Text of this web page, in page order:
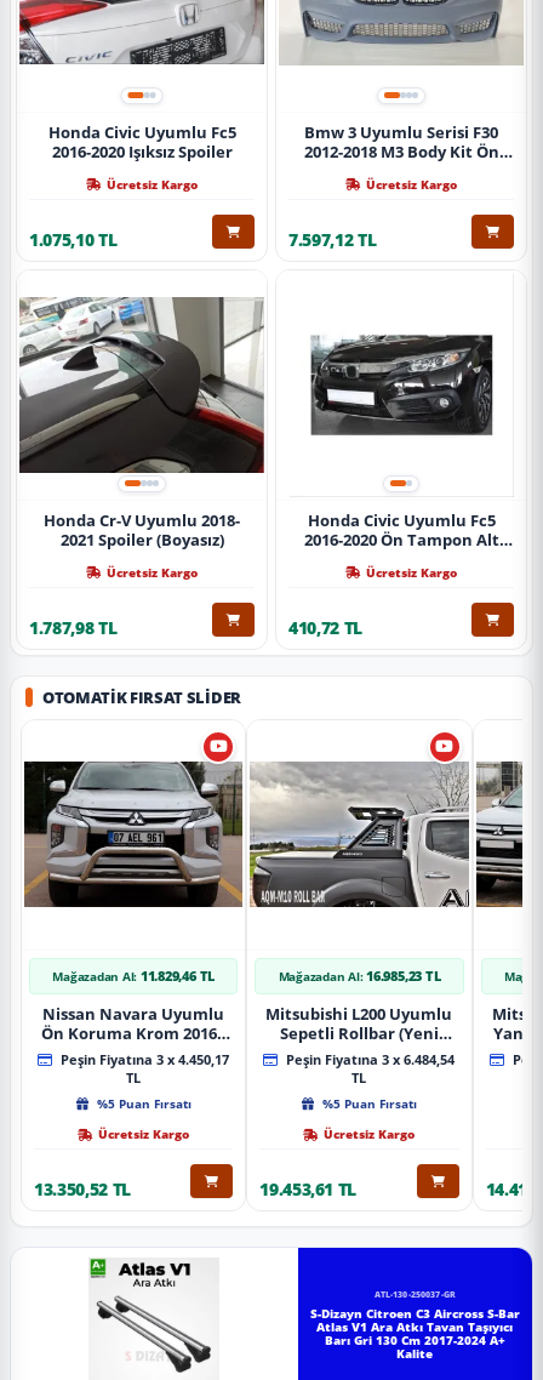
Honda Civic Uyumlu Fc5
2016-2020 Işıksız Spoiler
Ücretsiz Kargo
1.075,10 TL
Bmw 3 Uyumlu Serisi F30
2012-2018 M3 Body Kit Ön
Ücretsiz Kargo
7.597,12 TL
Honda Cr-V Uyumlu 2018-
2021 Spoiler (Boyasız)
Ücretsiz Kargo
1.787,98 TL
Honda Civic Uyumlu Fc5
2016-2020 Ön Tampon Alt
Ücretsiz Kargo
410,72 TL
OTOMATIK FIRSAT SLIDER
Mağazadan Al: 11.829,46 TL
Nissan Navara Uyumlu
Ön Koruma Krom 2016+
Pst14 Parça
Peşin Fiyatına 3 x 4.450,17
TL
%5 Puan Fırsatı
Ücretsiz Kargo
13.350,52 TL
Mağazadan Al: 16.985,23 TL
Mitsubishi L200 Uyumlu
Sepetli Rollbar (Yeni
Nesil Sepetli Roll Bar
Aqm-M10)
Peşin Fiyatına 3 x 6.484,54
TL
%5 Puan Fırsatı
Ücretsiz Kargo
19.453,61 TL
Yan
ATL-130-250037-GR
S-Dizayn Citroen C3 Aircross S-Bar
Atlas V1 Ara Atkı Tavan Taşıyıcı
Barı Gri 130 Cm 2017-2024 A+
Kalite